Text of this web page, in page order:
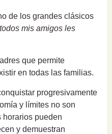
de los grandes clásicos
mis amigos les
que permite
en todas las familias.
progresivamente
y límites no son
horarios pueden
y demuestran